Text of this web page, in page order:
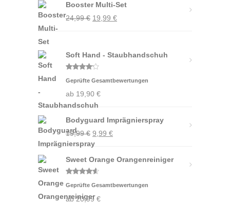
Booster Multi-Set
24,99€ Ursprünglicher
24,99 €
19,99 €Aktueller
19,99 €.
Soft Hand - Staubhandschuh
Bewertet
mit4.00
von 5
Geprüfte Gesamtbewertungen
ab 19,90 €
Bodyguard Imprägnierspray
19,99€ Ursprünglicher
Preis
war:
19,99 €
9,99 €Aktueller
ist:
Sweet Orange Orangenreiniger
Bewertet
mit4.50
von 5
Geprüfte Gesamtbewertungen
ab20,99€